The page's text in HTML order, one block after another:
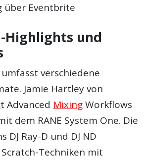
über Eventbrite
Highlights und
verschiedene
Jamie Hartley von
Advanced MixingWorkflows
dem RANE System One. Die
DJ Ray-D und DJ ND
Techniken mit